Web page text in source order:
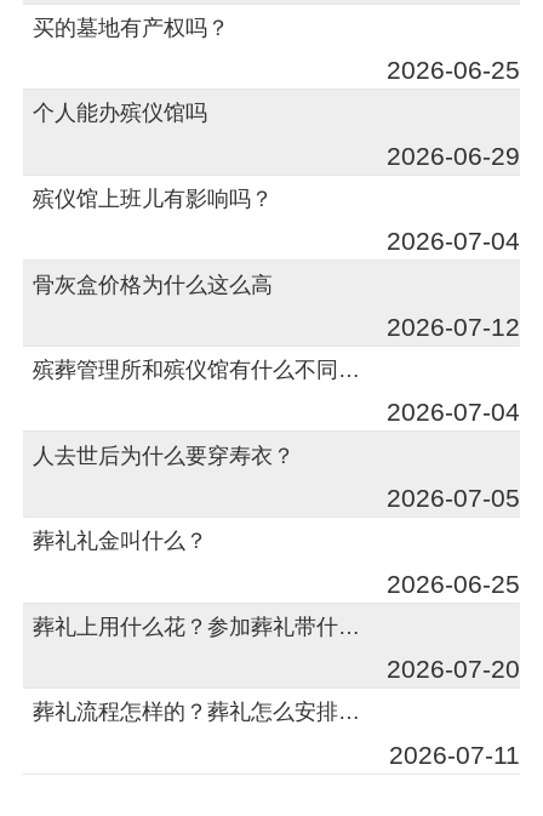
买的墓地有产权吗？
2026-06-25
个人能办殡仪馆吗
2026-06-29
殡仪馆上班儿有影响吗？
2026-07-04
骨灰盒价格为什么这么高
2026-07-12
殡葬管理所和殡仪馆有什么不同和区别
2026-07-04
人去世后为什么要穿寿衣？
2026-07-05
葬礼礼金叫什么？
2026-06-25
葬礼上用什么花？参加葬礼带什么花好？
2026-07-20
葬礼流程怎样的？葬礼怎么安排？葬礼有什么程序？
2026-07-11